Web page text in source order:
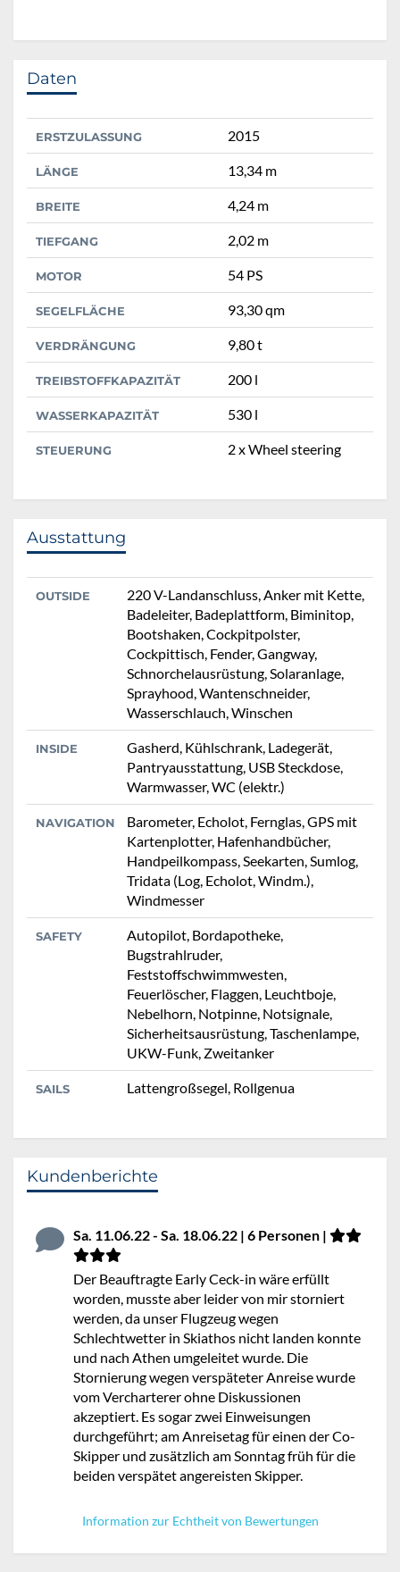
Daten
ERSTZULASSUNG 2015
LÄNGE 13,34 m
BREITE 4,24 m
TIEFGANG 2,02 m
MOTOR 54 PS
SEGELFLÄCHE 93,30 qm
VERDRÄNGUNG 9,80 t
TREIBSTOFFKAPAZITÄT 200 l
WASSERKAPAZITÄT 530 l
STEUERUNG 2 x Wheel steering
Ausstattung
OUTSIDE
220 V-Landanschluss, Anker mit Kette,
Badeleiter, Badeplattform, Biminitop,
Bootshaken, Cockpitpolster,
Cockpittisch, Fender, Gangway,
Schnorchelausrüstung, Solaranlage,
Sprayhood, Wantenschneider,
Wasserschlauch, Winschen
INSIDE
Gasherd, Kühlschrank, Ladegerät,
Pantryausstattung, USB Steckdose,
Warmwasser, WC (elektr.)
NAVIGATION
Barometer, Echolot, Fernglas, GPS mit
Kartenplotter, Hafenhandbücher,
Handpeilkompass, Seekarten, Sumlog,
Tridata (Log, Echolot, Windm.),
Windmesser
SAFETY
Autopilot, Bordapotheke,
Bugstrahlruder,
Feststoffschwimmwesten,
Feuerlöscher, Flaggen, Leuchtboje,
Nebelhorn, Notpinne, Notsignale,
Sicherheitsausrüstung, Taschenlampe,
UKW-Funk, Zweitanker
SAILS Lattengroßsegel, Rollgenua
Kundenberichte
Sa. 11.06.22 - Sa. 18.06.22 | 6 Personen |
Der Beauftragte Early Ceck-in wäre erfüllt
worden, musste aber leider von mir storniert
werden, da unser Flugzeug wegen
Schlechtwetter in Skiathos nicht landen konnte
und nach Athen umgeleitet wurde. Die
Stornierung wegen verspäteter Anreise wurde
vom Vercharterer ohne Diskussionen
akzeptiert. Es sogar zwei Einweisungen
durchgeführt; am Anreisetag für einen der Co-
Skipper und zusätzlich am Sonntag früh für die
beiden verspätet angereisten Skipper.
Information zur Echtheit von Bewertungen